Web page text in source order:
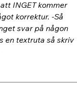
INGET kommer
korrektur. -Så
svar på någon
en textruta så skriv